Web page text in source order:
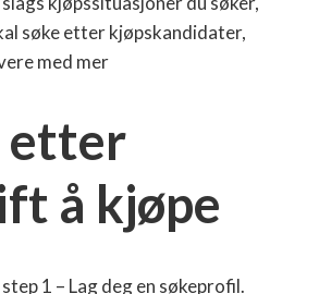
søke etter kjøpskandidater,
med mer
etter
å kjøpe
1 – Lag deg en søkeprofil.